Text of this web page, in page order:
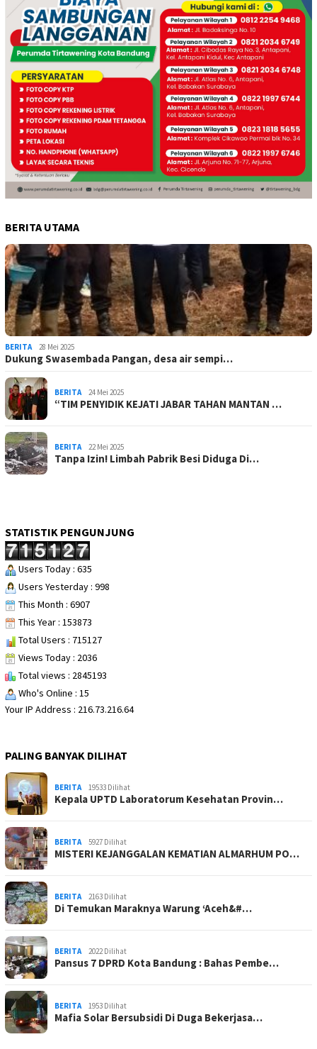
BERITA UTAMA
BERITA 28 Mei 2025
Dukung Swasembada Pangan, desa air sempi…
BERITA 24 Mei 2025
“TIM PENYIDIK KEJATI JABAR TAHAN MANTAN …
BERITA 22 Mei 2025
Tanpa Izin! Limbah Pabrik Besi Diduga Di…
STATISTIK PENGUNJUNG
Users Today : 635
Users Yesterday : 998
This Month : 6907
This Year : 153873
Total Users : 715127
Views Today : 2036
Total views : 2845193
Who's Online : 15
Your IP Address : 216.73.216.64
PALING BANYAK DILIHAT
BERITA 19533 Dilihat
Kepala UPTD Laboratorum Kesehatan Provin…
BERITA 5927 Dilihat
MISTERI KEJANGGALAN KEMATIAN ALMARHUM PO…
BERITA 2163 Dilihat
Di Temukan Maraknya Warung ‘Aceh&#…
BERITA 2022 Dilihat
Pansus 7 DPRD Kota Bandung : Bahas Pembe…
BERITA 1953 Dilihat
Mafia Solar Bersubsidi Di Duga Bekerjasa…